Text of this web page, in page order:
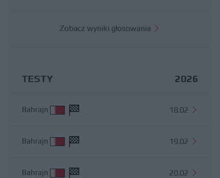
Zobacz wyniki głosowania
TESTY 2026
Bahrajn 18.02
Bahrajn 19.02
Bahrajn 20.02